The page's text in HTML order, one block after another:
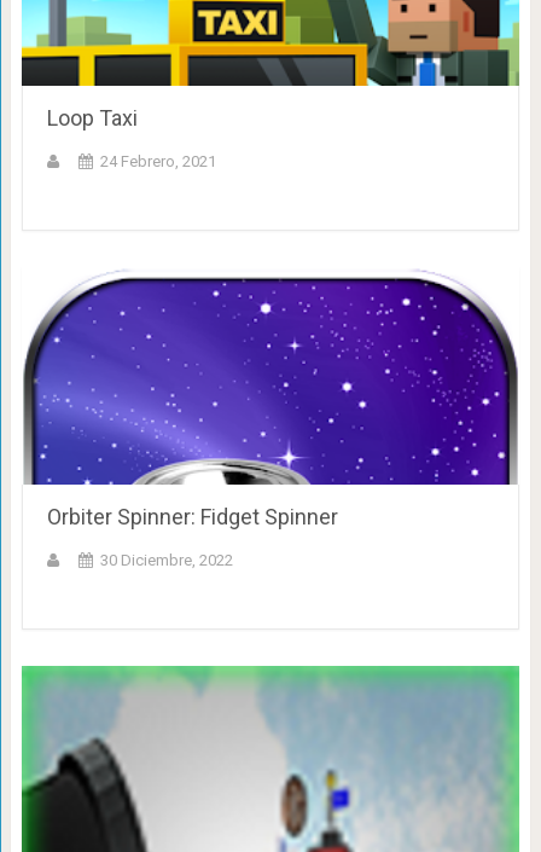
Loop Taxi
24 Febrero, 2021
Orbiter Spinner: Fidget Spinner
30 Diciembre, 2022